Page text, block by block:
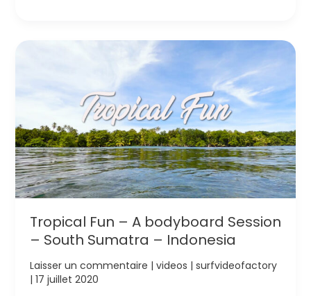
Indonesia
Tropical Fun – A bodyboard Session
– South Sumatra – Indonesia
Laisser un commentaire | videos | surfvideofactory
| 17 juillet 2020